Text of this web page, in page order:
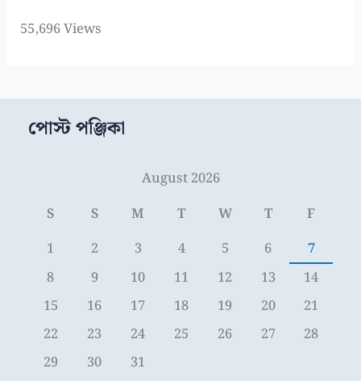
55,696 Views
পোস্ট পঞ্জিকা
August 2026
S
S M T W T
F
1
2 3 4 5 6
7
8
9 10 11 12 13
14
15
16 17 18 19 20
21
22
23 24 25 26 27
28
29
30 31